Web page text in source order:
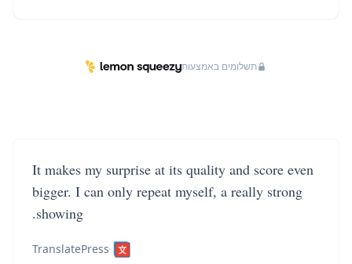
תשלומים באמצעות
It makes my surprise at its quality and score even
bigger. I can only repeat myself, a really strong
showing.
TranslatePress